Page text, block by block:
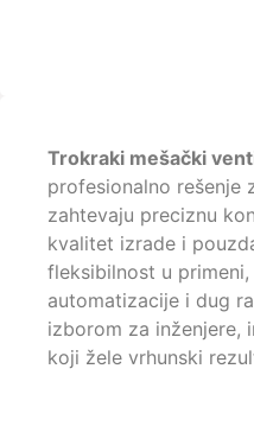
Trokraki mešački
profesionalno rešenje
zahtevaju preciznu
kvalitet izrade i
fleksibilnost u
automatizacije i dug
izborom za inženjere,
koji žele vrhunski